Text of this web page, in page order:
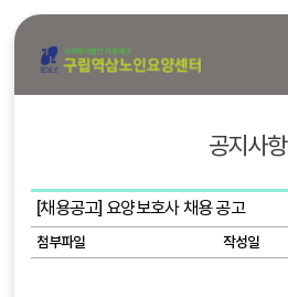
공지사항
[채용공고] 요양보호사 채용 공고
첨부파일 작성일